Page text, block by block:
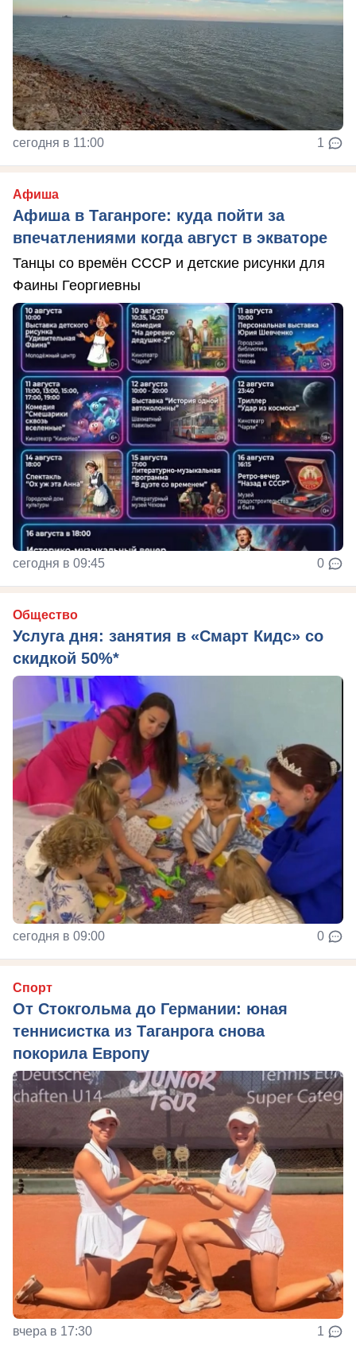
сегодня в 11:00 1
Афиша
Афиша в Таганроге: куда пойти за
впечатлениями когда август в экваторе
Танцы со времён СССР и детские рисунки для
Фаины Георгиевны
сегодня в 09:45 0
Общество
Услуга дня: занятия в «Смарт Кидс» со
скидкой 50%*
сегодня в 09:00 0
Спорт
От Стокгольма до Германии: юная
теннисистка из Таганрога снова
покорила Европу
вчера в 17:30 1